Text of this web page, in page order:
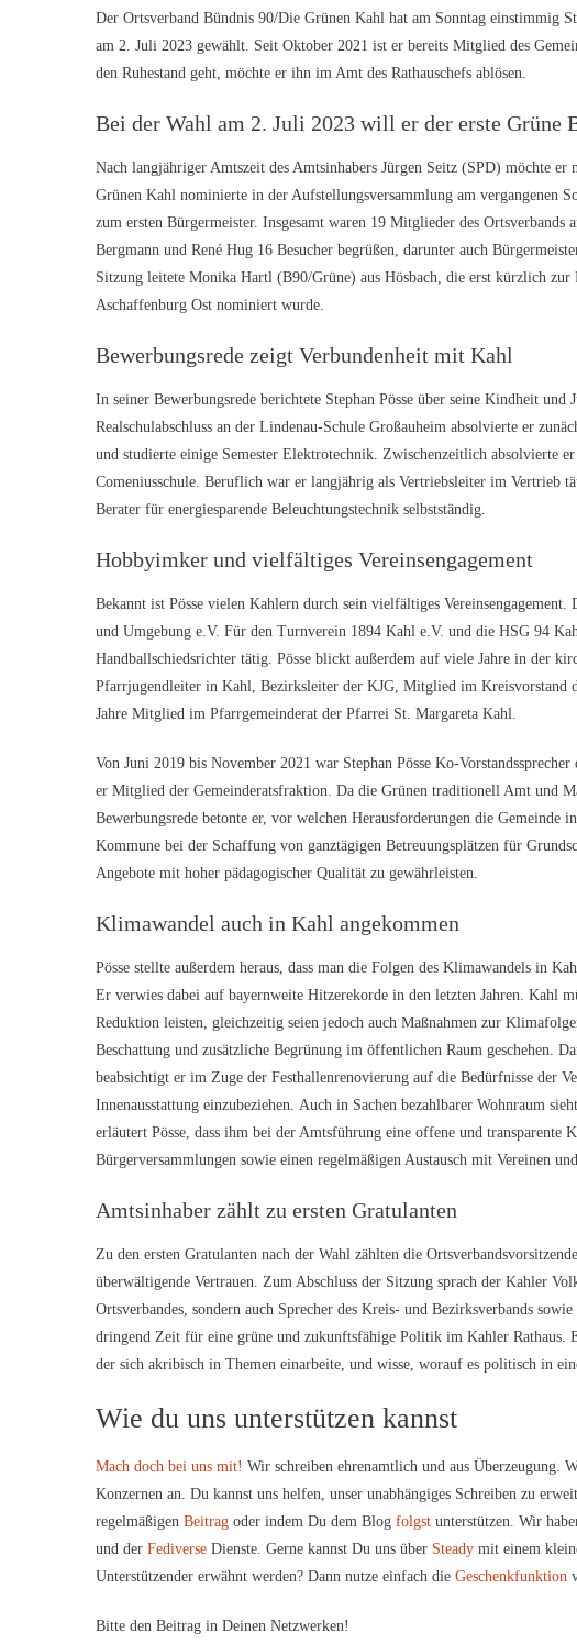
Der Ortsverband Bündnis 90/Die Grünen Kahl hat am Sonntag einstimmig
am 2. Juli 2023 gewählt. Seit Oktober 2021 ist er bereits Mitglied des
den Ruhestand geht, möchte er ihn im Amt des Rathauschefs ablösen.
Bei der Wahl am 2. Juli 2023 will er der erste Grüne
Nach langjähriger Amtszeit des Amtsinhabers Jürgen Seitz (SPD) möchte
Grünen Kahl nominierte in der Aufstellungsversammlung am vergangenen
zum ersten Bürgermeister. Insgesamt waren 19 Mitglieder des Ortsverbands
Bergmann und René Hug 16 Besucher begrüßen, darunter auch
Sitzung leitete Monika Hartl (B90/Grüne) aus Hösbach, die erst kürzlich
Aschaffenburg Ost nominiert wurde.
Bewerbungsrede zeigt Verbundenheit mit Kahl
In seiner Bewerbungsrede berichtete Stephan Pösse über seine Kindheit
Realschulabschluss an der Lindenau-Schule Großauheim absolvierte er
und studierte einige Semester Elektrotechnik. Zwischenzeitlich absolvierte
Comeniusschule. Beruflich war er langjährig als Vertriebsleiter im Vertrieb
Berater für energiesparende Beleuchtungstechnik selbstständig.
Hobbyimker und vielfältiges Vereinsengagement
Bekannt ist Pösse vielen Kahlern durch sein vielfältiges
und Umgebung e.V. Für den Turnverein 1894 Kahl e.V. und die HSG 94
Handballschiedsrichter tätig. Pösse blickt außerdem auf viele Jahre in der
Pfarrjugendleiter in Kahl, Bezirksleiter der KJG, Mitglied im Kreisvorstand
Jahre Mitglied im Pfarrgemeinderat der Pfarrei St. Margareta Kahl.
Von Juni 2019 bis November 2021 war Stephan Pösse Ko-
er Mitglied der Gemeinderatsfraktion. Da die Grünen traditionell Amt und
Bewerbungsrede betonte er, vor welchen Herausforderungen die Gemeinde
Kommune bei der Schaffung von ganztägigen Betreuungsplätzen für
Angebote mit hoher pädagogischer Qualität zu gewährleisten.
Klimawandel auch in Kahl angekommen
Pösse stellte außerdem heraus, dass man die Folgen des Klimawandels in
Er verwies dabei auf bayernweite Hitzerekorde in den letzten Jahren. Kahl
Reduktion leisten, gleichzeitig seien jedoch auch Maßnahmen zur
Beschattung und zusätzliche Begrünung im öffentlichen Raum geschehen.
beabsichtigt er im Zuge der Festhallenrenovierung auf die Bedürfnisse der
Innenausstattung einzubeziehen. Auch in Sachen bezahlbarer Wohnraum
erläutert Pösse, dass ihm bei der Amtsführung eine offene und
Bürgerversammlungen sowie einen regelmäßigen Austausch mit Vereinen
Amtsinhaber zählt zu ersten Gratulanten
Zu den ersten Gratulanten nach der Wahl zählten die
überwältigende Vertrauen. Zum Abschluss der Sitzung sprach der Kahler
Ortsverbandes, sondern auch Sprecher des Kreis- und Bezirksverbands
dringend Zeit für eine grüne und zukunftsfähige Politik im Kahler Rathaus.
der sich akribisch in Themen einarbeite, und wisse, worauf es politisch in
Wie du uns unterstützen kannst
Mach doch bei uns mit! Wir schreiben ehrenamtlich und aus Überzeugung.
Konzernen an. Du kannst uns helfen, unser unabhängiges Schreiben zu
regelmäßigen Beitrag oder indem Du dem Blog folgst unterstützen. Wir
und der Fediverse Dienste. Gerne kannst Du uns über Steady mit einem
Unterstützender erwähnt werden? Dann nutze einfach die Geschenkfunktion
Bitte den Beitrag in Deinen Netzwerken!